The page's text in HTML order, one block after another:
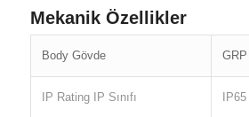
Mekanik Özellikler
Body Gövde GRP
IP Rating IP Sınıfı IP65